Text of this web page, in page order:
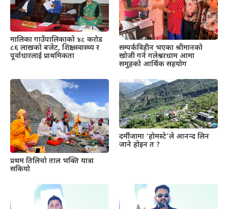
मालिका गाउँपालिकाको ४८ करोड
८६ लाखको बजेट, शिक्षा-स्वास्थ्य र
पूर्वाधारलाई प्राथमिकता
सम्पर्कविहीन भएका श्रीमानको
खोजी गर्न गलेश्वरधाम आमा
समुहको आर्थिक सहयोग
प्रथम तिलिचो ताल भक्ति यात्रा
सकियो
दर्मीजामा ‘होमस्टे’ले आनन्द लिन
जाने होइन त ?